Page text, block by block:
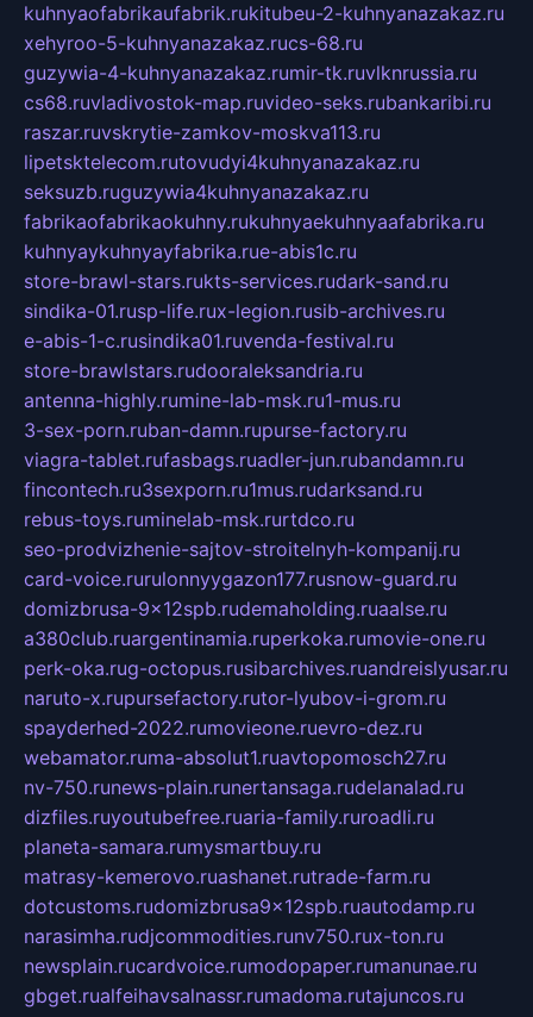
kuhnyaofabrikaufabrik.rukitubeu-2-kuhnyanazakaz.ru
xehyroo-5-kuhnyanazakaz.rucs-68.ru
guzywia-4-kuhnyanazakaz.rumir-tk.ruvlknrussia.ru
cs68.ruvladivostok-map.ruvideo-seks.rubankaribi.ru
raszar.ruvskrytie-zamkov-moskva113.ru
lipetsktelecom.rutovudyi4kuhnyanazakaz.ru
seksuzb.ruguzywia4kuhnyanazakaz.ru
fabrikaofabrikaokuhny.rukuhnyaekuhnyaafabrika.ru
kuhnyaykuhnyayfabrika.rue-abis1c.ru
store-brawl-stars.rukts-services.rudark-sand.ru
sindika-01.rusp-life.rux-legion.rusib-archives.ru
e-abis-1-c.rusindika01.ruvenda-festival.ru
store-brawlstars.rudooraleksandria.ru
antenna-highly.rumine-lab-msk.ru1-mus.ru
3-sex-porn.ruban-damn.rupurse-factory.ru
viagra-tablet.rufasbags.ruadler-jun.rubandamn.ru
fincontech.ru3sexporn.ru1mus.rudarksand.ru
rebus-toys.ruminelab-msk.rurtdco.ru
seo-prodvizhenie-sajtov-stroitelnyh-kompanij.ru
card-voice.rurulonnyygazon177.rusnow-guard.ru
domizbrusa-9x12spb.rudemaholding.ruaalse.ru
a380club.ruargentinamia.ruperkoka.rumovie-one.ru
perk-oka.rug-octopus.rusibarchives.ruandreislyusar.ru
naruto-x.rupursefactory.rutor-lyubov-i-grom.ru
spayderhed-2022.rumovieone.ruevro-dez.ru
webamator.ruma-absolut1.ruavtopomosch27.ru
nv-750.runews-plain.runertansaga.rudelanalad.ru
dizfiles.ruyoutubefree.ruaria-family.ruroadli.ru
planeta-samara.rumysmartbuy.ru
matrasy-kemerovo.ruashanet.rutrade-farm.ru
dotcustoms.rudomizbrusa9x12spb.ruautodamp.ru
narasimha.rudjcommodities.runv750.rux-ton.ru
newsplain.rucardvoice.rumodopaper.rumanunae.ru
gbget.rualfeihavsalnassr.rumadoma.rutajuncos.ru